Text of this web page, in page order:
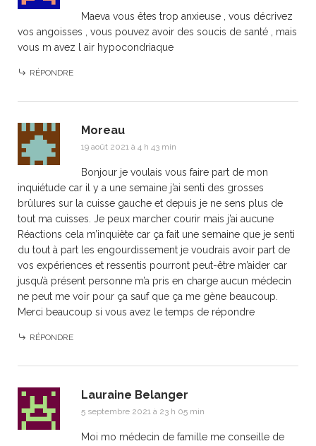
Maeva vous êtes trop anxieuse , vous décrivez
vos angoisses , vous pouvez avoir des soucis de santé , mais
vous m avez l air hypocondriaque
RÉPONDRE
Moreau
19 août 2021 à 4 h 43 min
Bonjour je voulais vous faire part de mon
inquiétude car il y a une semaine j’ai senti des grosses
brûlures sur la cuisse gauche et depuis je ne sens plus de
tout ma cuisses. Je peux marcher courir mais j’ai aucune
Réactions cela m’inquiète car ça fait une semaine que je senti
du tout à part les engourdissement je voudrais avoir part de
vos expériences et ressentis pourront peut-être m’aider car
jusqu’à présent personne m’a pris en charge aucun médecin
ne peut me voir pour ça sauf que ça me gène beaucoup.
Merci beaucoup si vous avez le temps de répondre
RÉPONDRE
Lauraine Belanger
5 septembre 2021 à 23 h 05 min
Moi mo médecin de famille me conseille de